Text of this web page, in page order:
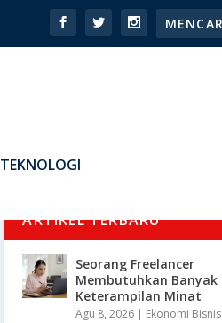
TEKNOLOGI
ARTIKEL TERBARU
Seorang Freelancer
Membutuhkan Banyak
Keterampilan Minat
Agu 8, 2026 | Ekonomi Bisnis